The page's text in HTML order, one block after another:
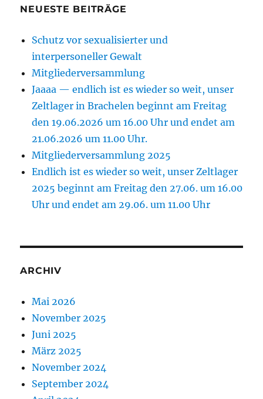
NEUESTE BEITRÄGE
Schutz vor sexualisierter und
interpersoneller Gewalt
Mitgliederversammlung
Jaaaa — endlich ist es wieder so weit, unser
Zeltlager in Brachelen beginnt am Freitag
den 19.06.2026 um 16.00 Uhr und endet am
21.06.2026 um 11.00 Uhr.
Mitgliederversammlung 2025
Endlich ist es wieder so weit, unser Zeltlager
2025 beginnt am Freitag den 27.06. um 16.00
Uhr und endet am 29.06. um 11.00 Uhr
ARCHIV
Mai 2026
November 2025
Juni 2025
März 2025
November 2024
September 2024